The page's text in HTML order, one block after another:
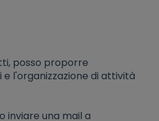
posso proporre
l'organizzazione di attività
inviare una mail a